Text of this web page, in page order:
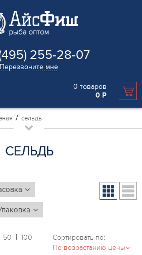
255-28-07
Перезвоните мне
0 товаров
0 Р
сельдь
СЕЛЬДЬ
50 100 Сортировать по: